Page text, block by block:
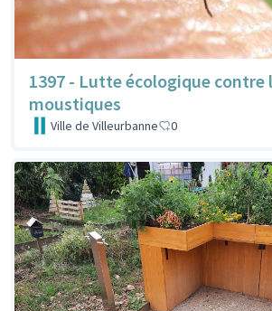
1397 - Lutte écologique contre
moustiques
Ville de Villeurbanne 0